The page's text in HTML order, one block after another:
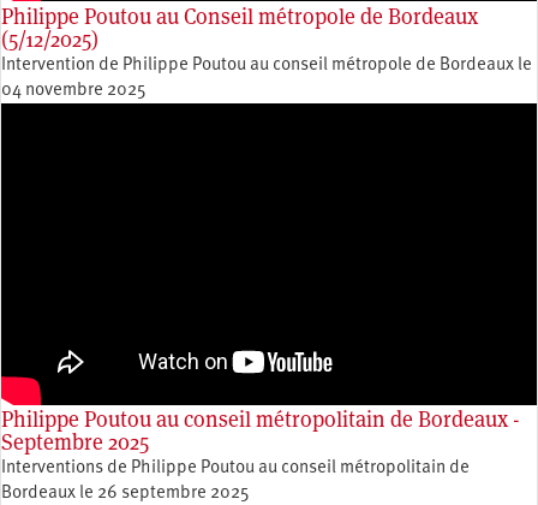
Philippe Poutou au Conseil métropole de Bordeaux
(5/12/2025)
Intervention de Philippe Poutou au conseil métropole de Bordeaux le
04 novembre 2025
Philippe Poutou au conseil métropolitain de Bordeaux -
Septembre 2025
Interventions de Philippe Poutou au conseil métropolitain de
Bordeaux le 26 septembre 2025